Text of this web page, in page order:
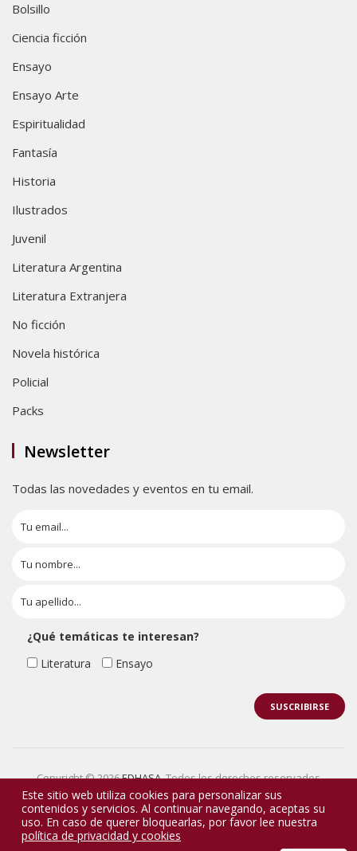
Bolsillo
Ciencia ficción
Ensayo
Ensayo Arte
Espiritualidad
Fantasía
Historia
Ilustrados
Juvenil
Literatura Argentina
Literatura Extranjera
No ficción
Novela histórica
Policial
Packs
Newsletter
Todas las novedades y eventos en tu email.
¿Qué temáticas te interesan?
Literatura
Ensayo
Copyright © 2026EDHASA. Todos los derechos reservados
Este sitio web utiliza cookies para personalizar sus
contenidos y servicios. Al continuar navegando, aceptas su
uso. En caso de querer bloquearlas, por favor lee nuestra
política de privacidad y cookies